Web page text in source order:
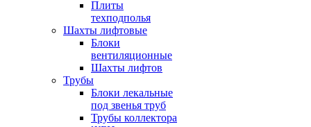
Плиты
техподполья
Шахты лифтовые
Блоки
вентиляционные
Шахты лифтов
Трубы
Блоки лекальные
под звенья труб
Трубы коллектора